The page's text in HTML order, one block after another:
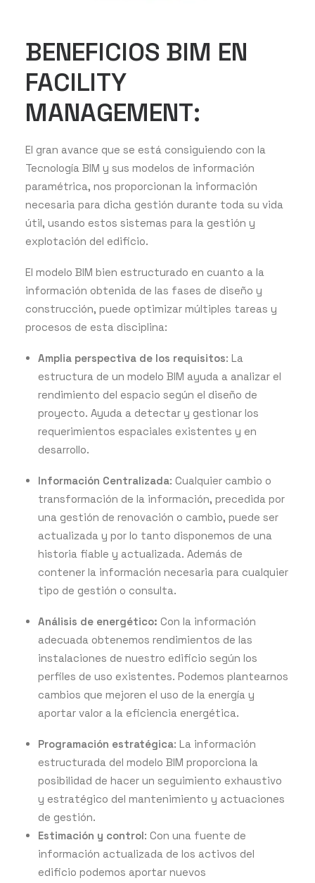
BENEFICIOS BIM EN
FACILITY
MANAGEMENT:
El gran avance que se está consiguiendo con la
Tecnología BIM y sus modelos de información
paramétrica, nos proporcionan la información
necesaria para dicha gestión durante toda su vida
útil, usando estos sistemas para la gestión y
explotación del edificio.
El modelo BIM bien estructurado en cuanto a la
información obtenida de las fases de diseño y
construcción, puede optimizar múltiples tareas y
procesos de esta disciplina:
Amplia perspectiva de los requisitos: La
estructura de un modelo BIM ayuda a analizar el
rendimiento del espacio según el diseño de
proyecto. Ayuda a detectar y gestionar los
requerimientos espaciales existentes y en
desarrollo.
Información Centralizada: Cualquier cambio o
transformación de la información, precedida por
una gestión de renovación o cambio, puede ser
actualizada y por lo tanto disponemos de una
historia fiable y actualizada. Además de
contener la información necesaria para cualquier
tipo de gestión o consulta.
Análisis de energético: Con la información
adecuada obtenemos rendimientos de las
instalaciones de nuestro edificio según los
perfiles de uso existentes. Podemos plantearnos
cambios que mejoren el uso de la energía y
aportar valor a la eficiencia energética.
Programación estratégica: La información
estructurada del modelo BIM proporciona la
posibilidad de hacer un seguimiento exhaustivo
y estratégico del mantenimiento y actuaciones
de gestión.
Estimación y control: Con una fuente de
información actualizada de los activos del
edificio podemos aportar nuevos